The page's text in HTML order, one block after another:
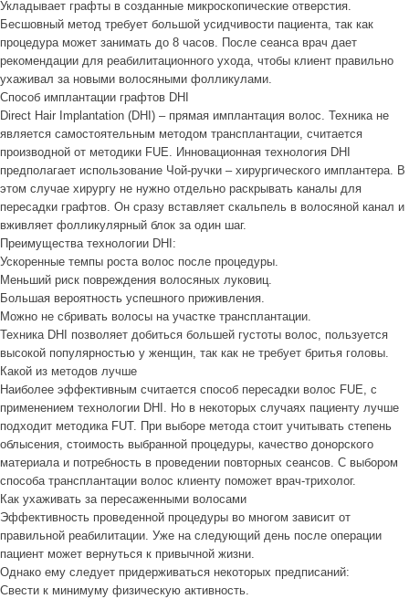
Укладывает графты в созданные микроскопические отверстия.
Бесшовный метод требует большой усидчивости пациента, так как
процедура может занимать до 8 часов. После сеанса врач дает
рекомендации для реабилитационного ухода, чтобы клиент правильно
ухаживал за новыми волосяными фолликулами.
Способ имплантации графтов DHI
Direct Hair Implantation (DHI) – прямая имплантация волос. Техника не
является самостоятельным методом трансплантации, считается
производной от методики FUE. Инновационная технология DHI
предполагает использование Чой-ручки – хирургического имплантера. В
этом случае хирургу не нужно отдельно раскрывать каналы для
пересадки графтов. Он сразу вставляет скальпель в волосяной канал и
вживляет фолликулярный блок за один шаг.
Преимущества технологии DHI:
Ускоренные темпы роста волос после процедуры.
Меньший риск повреждения волосяных луковиц.
Большая вероятность успешного приживления.
Можно не сбривать волосы на участке трансплантации.
Техника DHI позволяет добиться большей густоты волос, пользуется
высокой популярностью у женщин, так как не требует бритья головы.
Какой из методов лучше
Наиболее эффективным считается способ пересадки волос FUE, с
применением технологии DHI. Но в некоторых случаях пациенту лучше
подходит методика FUT. При выборе метода стоит учитывать степень
облысения, стоимость выбранной процедуры, качество донорского
материала и потребность в проведении повторных сеансов. С выбором
способа трансплантации волос клиенту поможет врач-трихолог.
Как ухаживать за пересаженными волосами
Эффективность проведенной процедуры во многом зависит от
правильной реабилитации. Уже на следующий день после операции
пациент может вернуться к привычной жизни.
Однако ему следует придерживаться некоторых предписаний:
Свести к минимуму физическую активность.